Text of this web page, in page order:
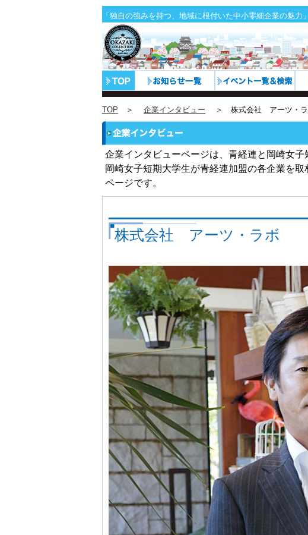
「独自の強みを持つ、地域に根付いた中小零細企業の魅力
TOP ＞ 企業インタビュー ＞ 株式会社 アーツ・ラ
企業インタビューページは、青経連と岡崎女子
岡崎女子短期大学生が青経連加盟の各企業を
ページです。
株式会社 アーツ・ラボ